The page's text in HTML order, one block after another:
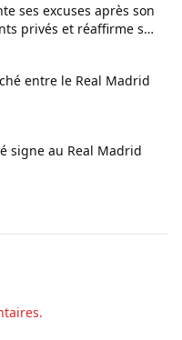
ses excuses après son
privés et réaffirme son
entre le Real Madrid
signe au Real Madrid